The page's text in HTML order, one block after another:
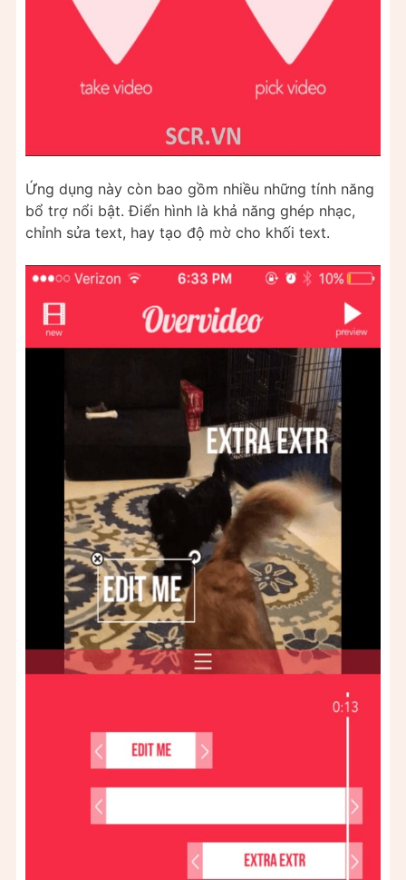
Ứng dụng này còn bao gồm nhiều những tính năng
bổ trợ nổi bật. Điển hình là khả năng ghép nhạc,
chỉnh sửa text, hay tạo độ mờ cho khối text.